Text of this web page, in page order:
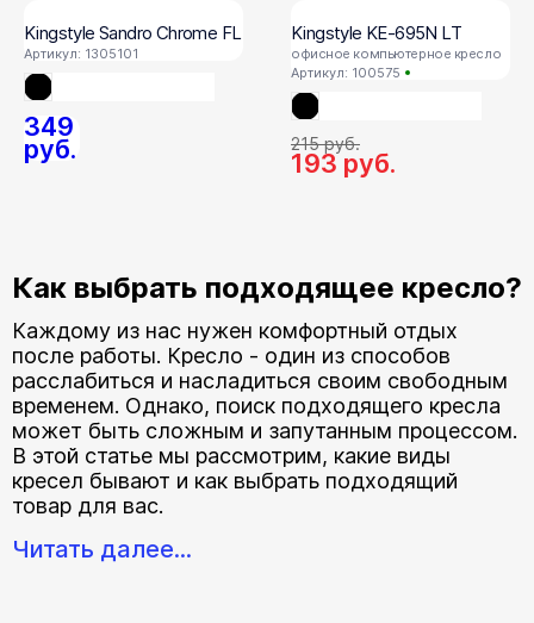
Kingstyle Sandro Chrome FL
Артикул: 1305101
349
руб.
Kingstyle KE-695N LT
офисное компьютерное кресло
Артикул: 100575
193руб.
215руб.
Как выбрать подходящее кресло?
Каждому из нас нужен комфортный отдых
после работы. Кресло - один из способов
расслабиться и насладиться своим свободным
временем. Однако, поиск подходящего кресла
может быть сложным и запутанным процессом.
В этой статье мы рассмотрим, какие виды
кресел бывают и как выбрать подходящий
товар для вас.
Читать далее...